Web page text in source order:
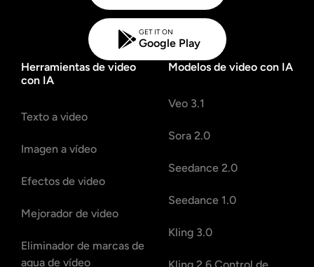
GET IT ON
Google Play
Herramientas de video
con IA
Texto a video
Imagen a vídeo
Efectos de video
Mejorador de video
Eliminador de marcas de
agua de vídeo
Modelos de video con IA
Veo 3.1
Sora 2.0
Seedance 2.0
Seedance 1.0
Kling 3.0